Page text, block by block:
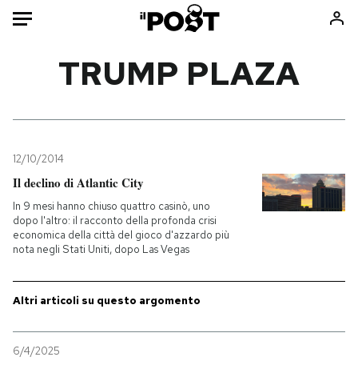
Mondo
Politica
Tecnologia
Internet
Scienza
Economia
Consumismi
Storie/Idee
Ok Boomer!
TRUMP PLAZA
12/10/2014
Il declino di Atlantic City
In 9 mesi hanno chiuso quattro casinò, uno
dopo l'altro: il racconto della profonda crisi
economica della città del gioco d'azzardo più
nota negli Stati Uniti, dopo Las Vegas
Altri articoli su questo argomento
6/4/2025